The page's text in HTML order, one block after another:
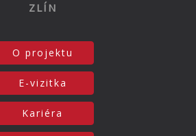
ZLÍN
O projektu
E-vizitka
Kariéra